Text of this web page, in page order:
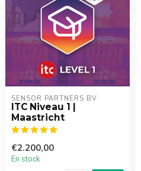
SENSOR PARTNERS BV
ITC Niveau 1 |
Maastricht
€2.200,00
En stock